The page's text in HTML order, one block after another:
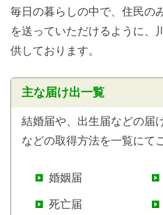
毎日の暮らしの中で、住民の
を送っていただけるように、
供しております。
主な届け出一覧
結婚届や、出生届などの届
などの取得方法を一覧にて
婚姻届
死亡届